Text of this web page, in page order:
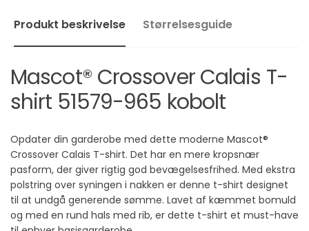
Produkt beskrivelse Størrelsesguide
Mascot® Crossover Calais T-
shirt 51579-965 kobolt
Opdater din garderobe med dette moderne Mascot®
Crossover Calais T-shirt. Det har en mere kropsnær
pasform, der giver rigtig god bevægelsesfrihed. Med ekstra
polstring over syningen i nakken er denne t-shirt designet
til at undgå generende sømme. Lavet af kæmmet bomuld
og med en rund hals med rib, er dette t-shirt et must-have